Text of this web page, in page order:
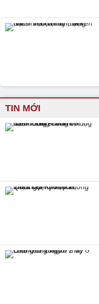
TIN MỚI